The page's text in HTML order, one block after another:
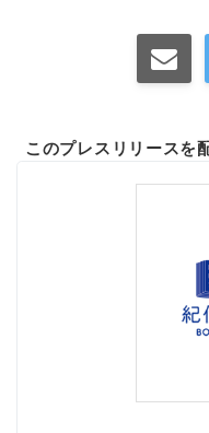
このプレスリリースを